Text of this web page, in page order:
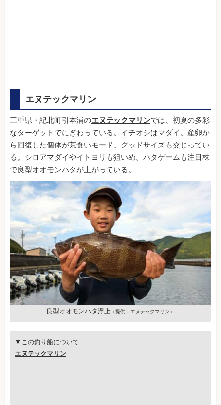
エヌテックマリン
三重県・紀北町引本浦のエヌテックマリンでは、初夏の多彩
なターゲットでにぎわっている。イチオシはマダイ。産卵か
ら回復した個体が荒食いモード。グッドサイズも交じってい
る。シロアマダイやイトヨリも狙いめ。ハタゲームも注目株
で良型オオモンハタが上がっている。
良型オオモンハタ浮上 （提供：エヌテックマリン）
▼この釣り船について
エヌテックマリン